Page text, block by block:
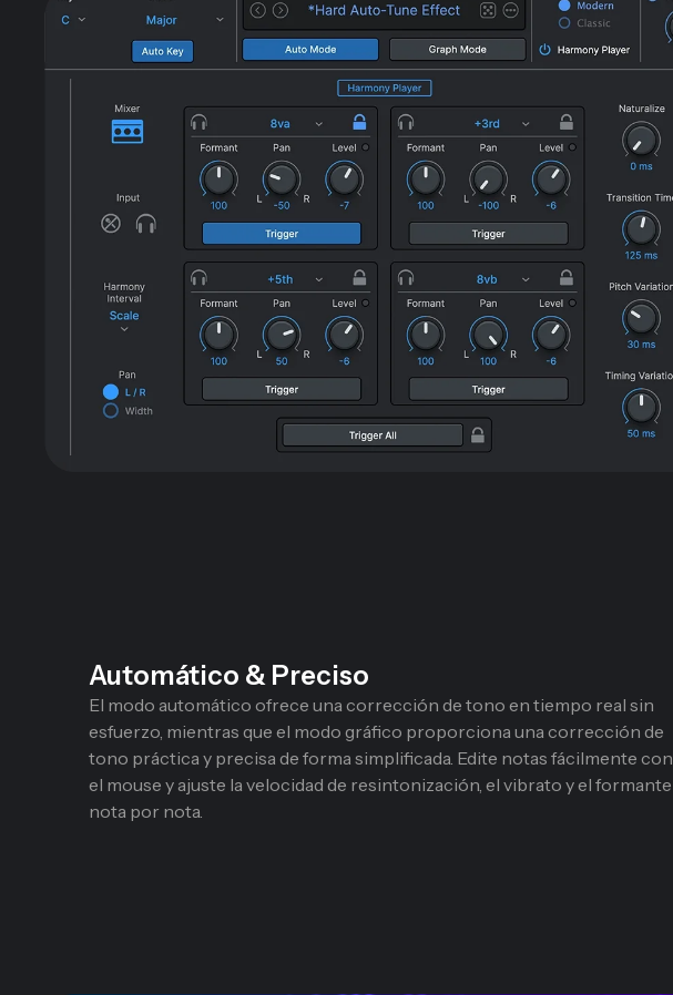
Automático & Preciso
El modo automático ofrece una corrección de tono en tiempo real sin
esfuerzo, mientras que el modo gráfico proporciona una corrección de
tono práctica y precisa de forma simplificada. Edite notas fácilmente con
el mouse y ajuste la velocidad de resintonización, el vibrato y el formante
nota por nota.